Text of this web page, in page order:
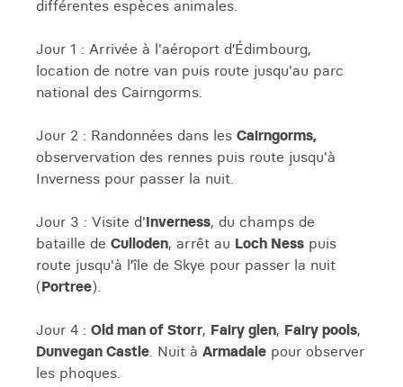
différentes espèces animales.
Jour 1 : Arrivée à l'aéroport d’Édimbourg,
location de notre van puis route jusqu'au parc
national des Cairngorms.
Jour 2 : Randonnées dans les Cairngorms,
observervation des rennes puis route jusqu'à
Inverness pour passer la nuit.
Jour 3 : Visite d'Inverness, du champs de
bataille de Culloden, arrêt au Loch Ness puis
route jusqu'à l’île de Skye pour passer la nuit
(Portree).
Jour 4 : Old man of Storr, Fairy glen, Fairy pools,
Dunvegan Castle. Nuit à Armadale pour observer
les phoques.